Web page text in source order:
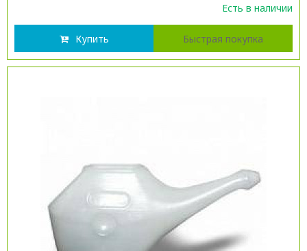
Есть в наличии
Купить Быстрая покупка